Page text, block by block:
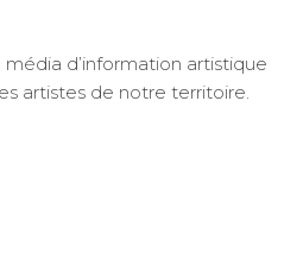
d’information artistique
artistes de notre territoire.